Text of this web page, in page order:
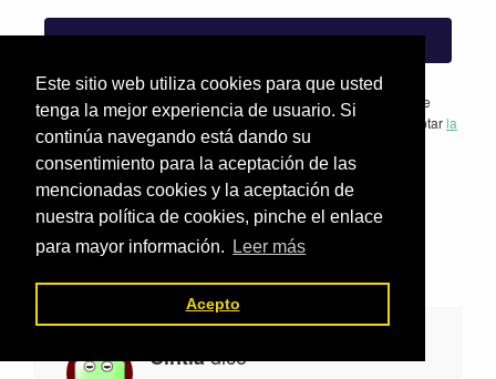
Este sitio web utiliza cookies para que usted
tenga la mejor experiencia de usuario. Si
continúa navegando está dando su
consentimiento para la aceptación de las
mencionadas cookies y la aceptación de
nuestra política de cookies, pinche el enlace
para mayor información.
Leer más
Acepto
VALE
Para cumplir con el RGPD (Reglamento General de Protección de
Datos) y entender que tus datos están seguros, debes leer y aceptarla
política de privacidad.
Interacciones
lectores
Comentarios
Cintiadice